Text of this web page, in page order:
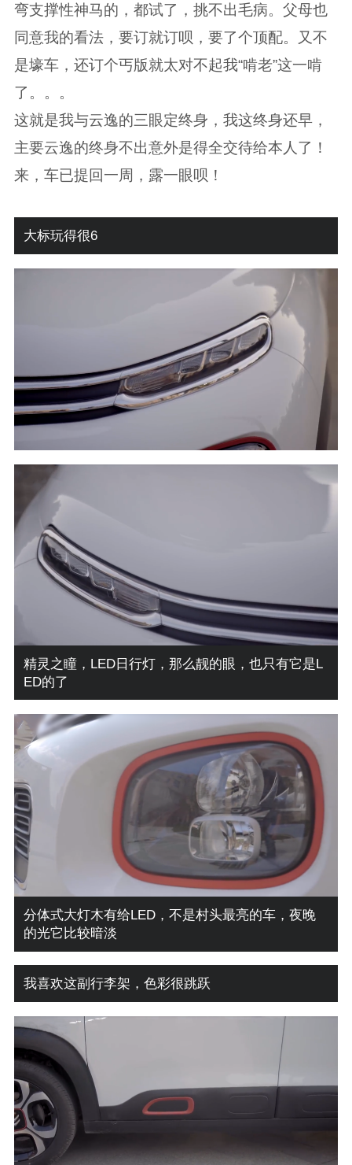
弯支撑性神马的，都试了，挑不出毛病。父母也
同意我的看法，要订就订呗，要了个顶配。又不
是壕车，还订个丐版就太对不起我“啃老”这一啃
了。。。
这就是我与云逸的三眼定终身，我这终身还早，
主要云逸的终身不出意外是得全交待给本人了！
来，车已提回一周，露一眼呗！
精灵之瞳，LED日行灯，那么靓的眼，也只有它是L
ED的了